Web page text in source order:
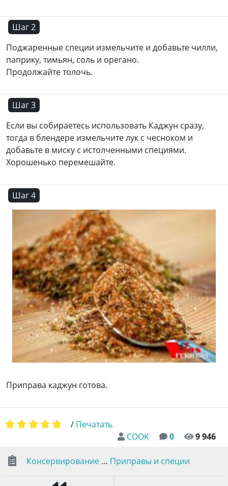
Шаг 2
Поджаренные специи измельчите и добавьте чилли,
паприку, тимьян, соль и орегано.
Продолжайте толочь.
Шаг 3
Если вы собираетесь использовать Каджун сразу,
тогда в блендере измельчите лук с чесноком и
добавьте в миску с истолченными специями.
Хорошенько перемешайте.
Шаг 4
Приправа каджун готова.
COOK 0 9 946
/ Печатать
Консервирование … Приправы и специи